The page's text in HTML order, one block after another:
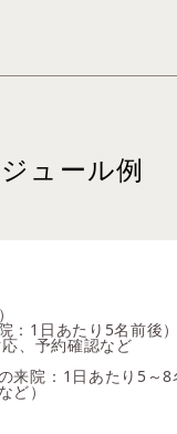
ュール例
：1日あたり5名前後）
、予約確認など
来院：1日あたり5～8
ど）